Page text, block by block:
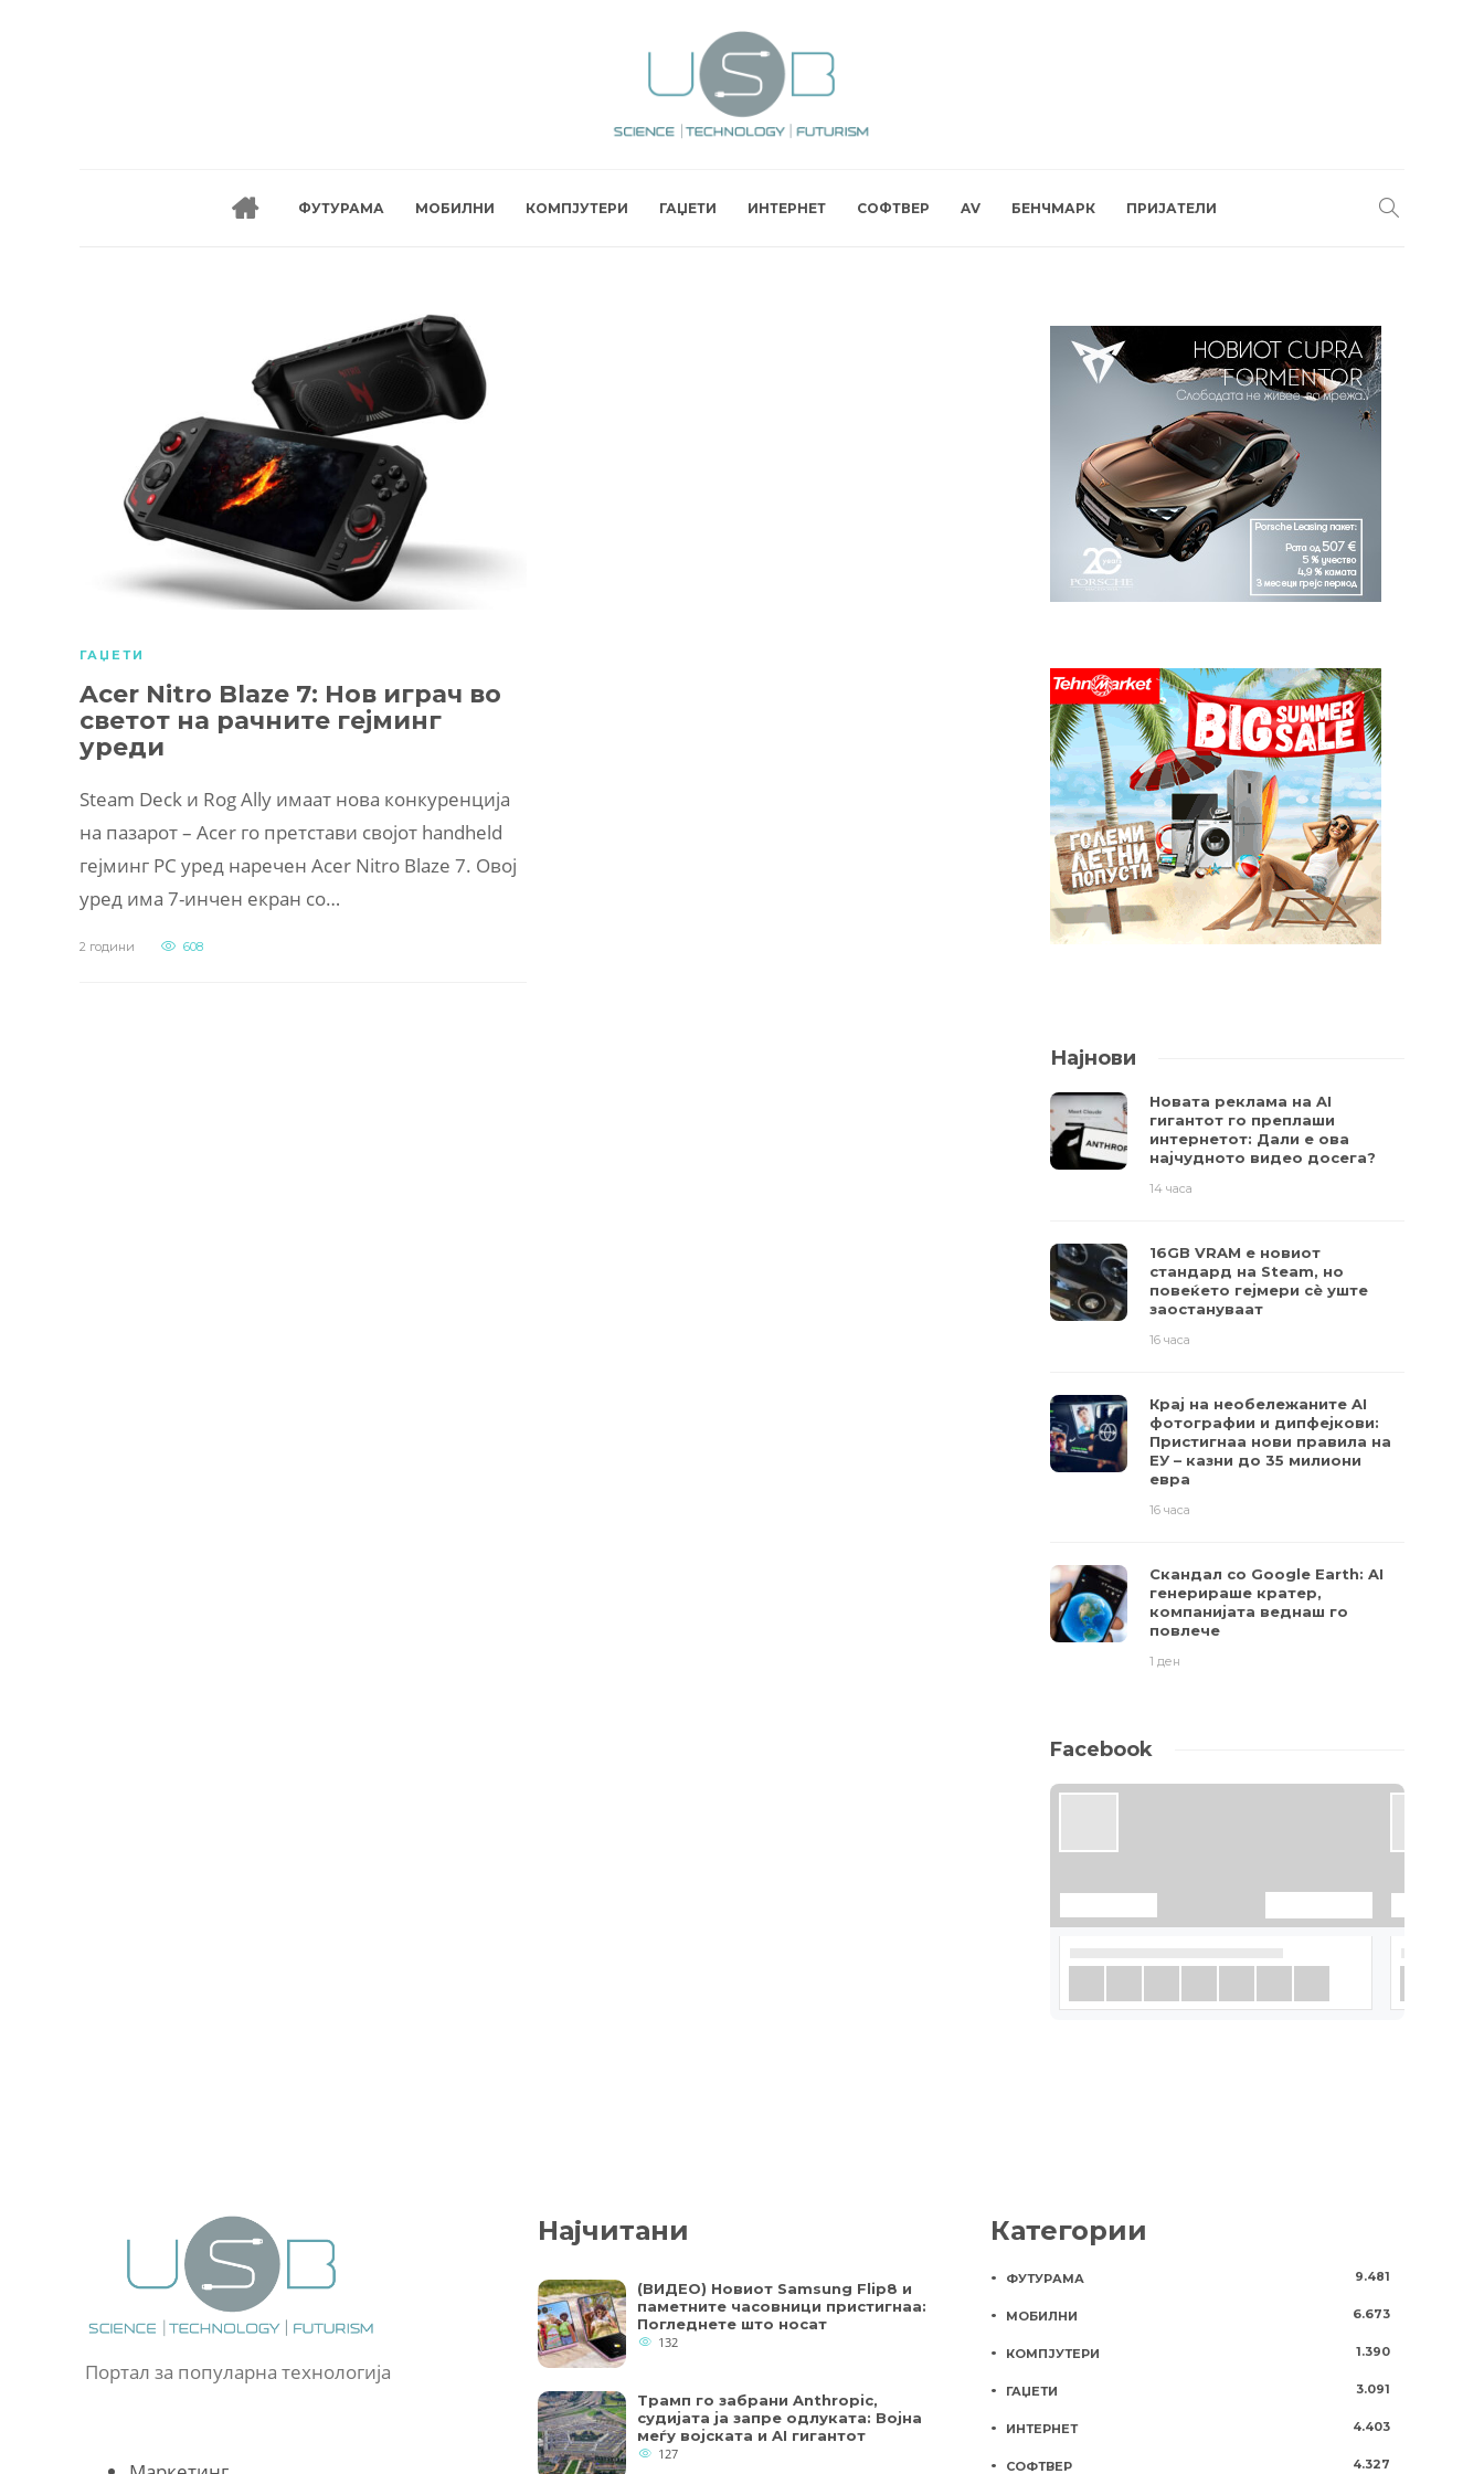
ФУТУРАМА МОБИЛНИ КОМПЈУТЕРИ ГАЏЕТИ ИНТЕРНЕТ СОФТВЕР AV БЕНЧМАРК ПРИЈАТЕЛИ
ГАЏЕТИ
Acer Nitro Blaze 7: Нов играч во
светот на рачните гејминг
уреди
Steam Deck и Rog Ally имаат нова конкуренција
на пазарот – Acer го претстави својот handheld
гејминг PC уред наречен Acer Nitro Blaze 7. Овој
уред има 7-инчен екран со…
2 години 608
Најнови
Новата реклама на AI
гигантот го преплаши
интернетот: Дали е ова
најчудното видео досега?
14 часа
16GB VRAM е новиот
стандард на Steam, но
повеќето гејмери ​​сè уште
заостануваат
16 часа
Крај на необележаните AI
фотографии и дипфејкови:
Пристигнаа нови правила на
ЕУ – казни до 35 милиони
евра
16 часа
Скандал со Google Earth: AI
генерираше кратер,
компанијата веднаш го
повлече
1 ден
Facebook
Портал за популарна технологија
Најчитани
(ВИДЕО) Новиот Samsung Flip8 и
паметните часовници пристигнаа:
Погледнете што носат
132
Трамп го забрани Anthropic,
судијата ја запре одлуката: Војна
меѓу војската и AI гигантот
127
Категории
ФУТУРАМА 9.481
МОБИЛНИ 6.673
КОМПЈУТЕРИ 1.390
ГАЏЕТИ 3.091
ИНТЕРНЕТ 4.403
СОФТВЕР 4.327